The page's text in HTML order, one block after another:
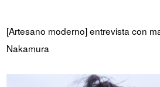
[Artesano moderno] entrevista con
Nakamura